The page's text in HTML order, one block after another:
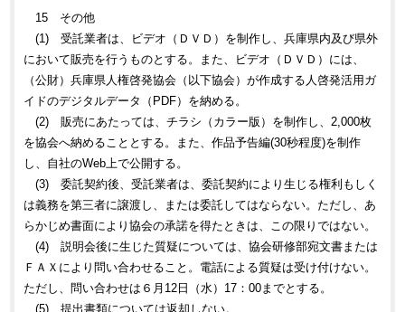
15 その他
(1) 受託業者は、ビデオ（ＤＶＤ）を制作し、兵庫県内及び県外
において販売を行うものとする。また、ビデオ（ＤＶＤ）には、
（公財）兵庫県人権啓発協会（以下協会）が作成する人啓発活用ガ
イドのデジタルデータ（PDF）を納める。
(2) 販売にあたっては、チラシ（カラー版）を制作し、2,000枚
を協会へ納めることとする。また、作品予告編(30秒程度)を制作
し、自社のWeb上で公開する。
(3) 委託契約後、受託業者は、委託契約により生じる権利もしく
は義務を第三者に譲渡し、または委託してはならない。ただし、あ
らかじめ書面により協会の承諾を得たときは、この限りではない。
(4) 説明会後に生じた質疑については、協会研修部宛文書または
ＦＡＸにより問い合わせること。電話による質疑は受け付けない。
ただし、問い合わせは６月12日（水）17：00までとする。
(5) 提出書類については返却しない。